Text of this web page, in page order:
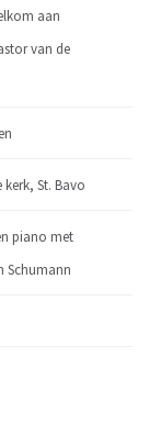
aan
van de
St. Bavo
piano met
Schumann